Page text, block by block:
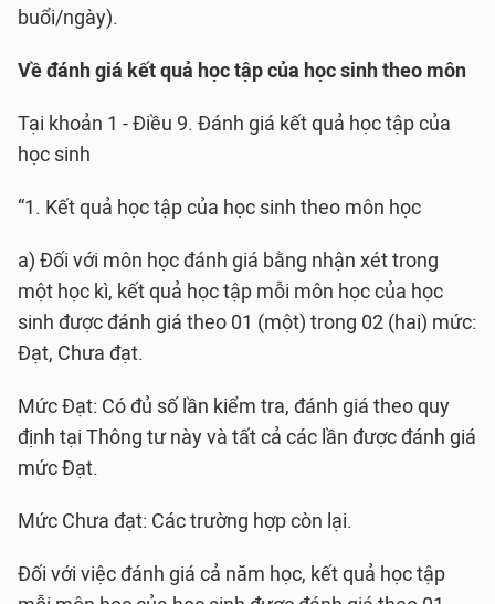
buổi/ngày).
Về đánh giá kết quả học tập của học sinh theo môn
Tại khoản 1 - Điều 9. Đánh giá kết quả học tập của
học sinh
“1. Kết quả học tập của học sinh theo môn học
a) Đối với môn học đánh giá bằng nhận xét trong
một học kì, kết quả học tập mỗi môn học của học
sinh được đánh giá theo 01 (một) trong 02 (hai) mức:
Đạt, Chưa đạt.
Mức Đạt: Có đủ số lần kiểm tra, đánh giá theo quy
định tại Thông tư này và tất cả các lần được đánh giá
mức Đạt.
Mức Chưa đạt: Các trường hợp còn lại.
Đối với việc đánh giá cả năm học, kết quả học tập